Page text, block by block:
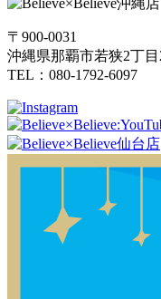
〒900-0031
沖縄県那覇市若狭2丁
TEL：080-1792-6097